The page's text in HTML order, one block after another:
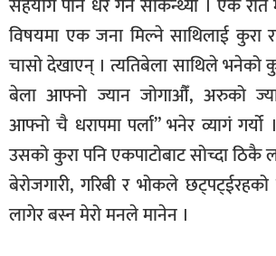
विषयमा एक जना मिल्ने साथिलाई कुरा
चासो देखाएन् । त्यतिबेला साथिले भनेको
बेला आफ्नो ज्यान जोगाऔँ, अरुको
आफ्नो चै धरापमा पर्ला” भनेर व्यागं
उसको कुरा पनि एकपाटोबाट सोच्दा ठिकै
बेरोजगारी, गरिबी र भोकले
लागेर बस्न मेरो मनले मानेन ।